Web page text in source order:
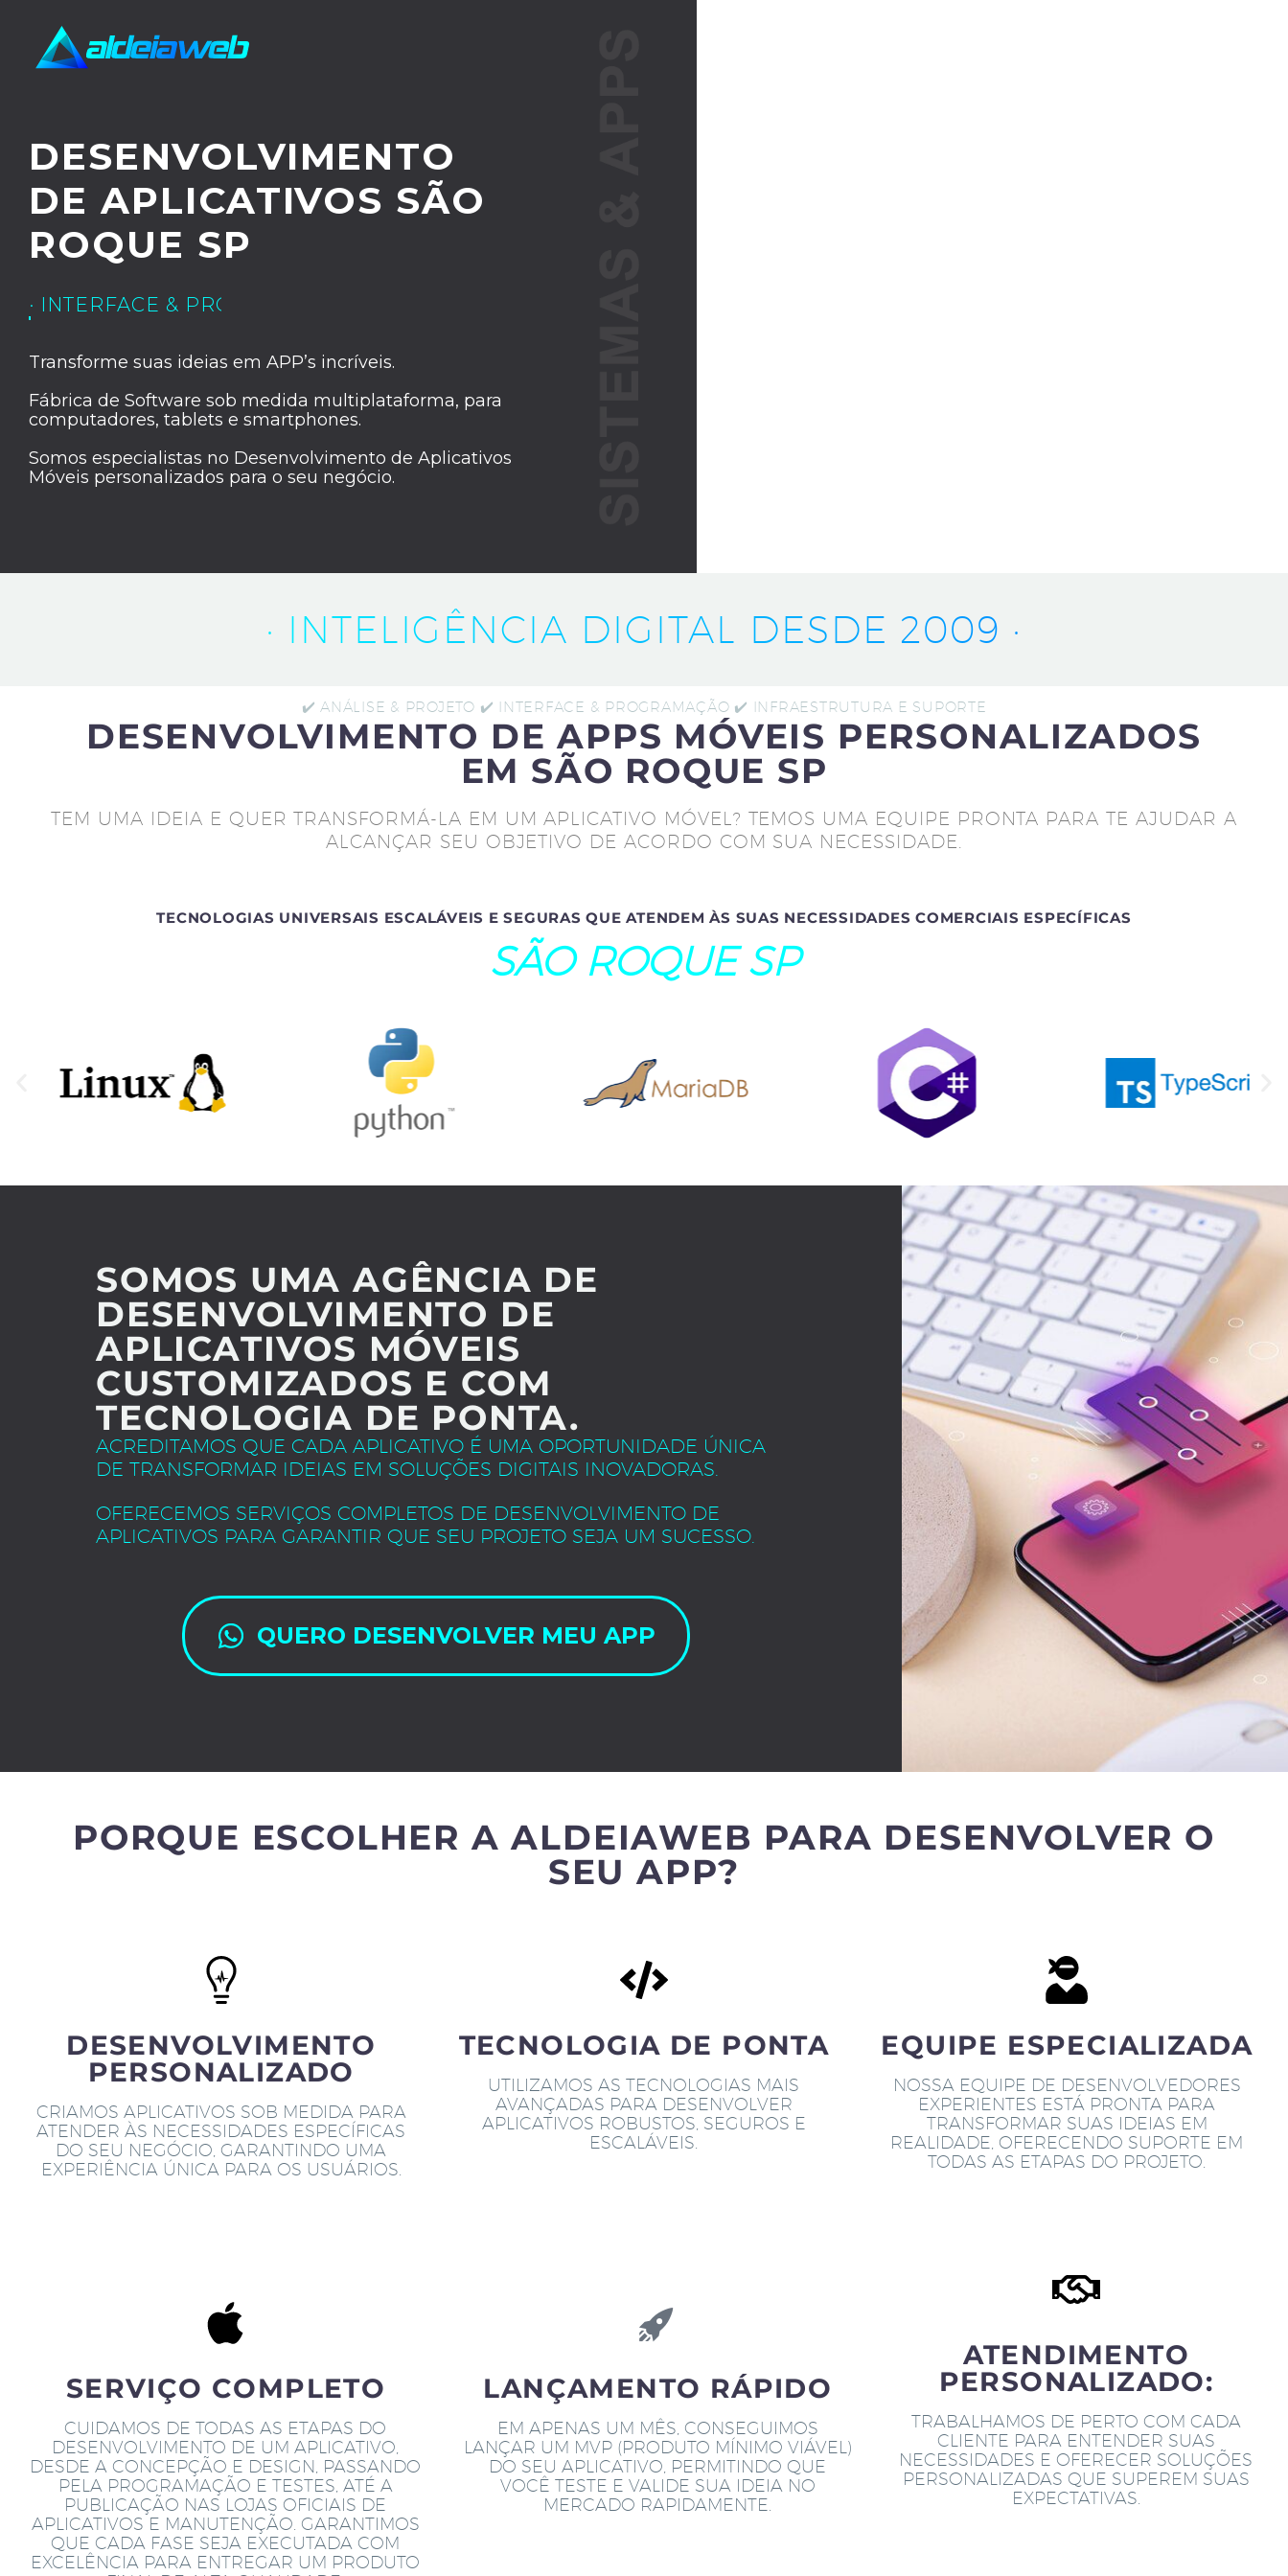
DESENVOLVIMENTO
DE APLICATIVOS SÃO
ROQUE SP
· UX/UI DESIGN
Transforme suas ideias em APP’s incríveis.
Fábrica de Software sob medida multiplataforma, para
computadores, tablets e smartphones.
Somos especialistas no Desenvolvimento de Aplicativos
Móveis personalizados para o seu negócio.
· INTELIGÊNCIA DIGITAL DESDE 2009 ·
✔️ ANÁLISE & PROJETO ✔️ INTERFACE & PROGRAMAÇÃO ✔️ INFRAESTRUTURA E SUPORTE
DESENVOLVIMENTO DE APPS MÓVEIS PERSONALIZADOS
EM SÃO ROQUE SP
TEM UMA IDEIA E QUER TRANSFORMÁ-LA EM UM APLICATIVO MÓVEL? TEMOS UMA EQUIPE PRONTA PARA TE AJUDAR A
ALCANÇAR SEU OBJETIVO DE ACORDO COM SUA NECESSIDADE.
TECNOLOGIAS UNIVERSAIS ESCALÁVEIS E SEGURAS QUE ATENDEM ÀS SUAS NECESSIDADES COMERCIAIS ESPECÍFICAS
SÃO ROQUE SP
SOMOS UMA AGÊNCIA DE
DESENVOLVIMENTO DE
APLICATIVOS MÓVEIS
CUSTOMIZADOS E COM
TECNOLOGIA DE PONTA.
ACREDITAMOS QUE CADA APLICATIVO É UMA OPORTUNIDADE ÚNICA
DE TRANSFORMAR IDEIAS EM SOLUÇÕES DIGITAIS INOVADORAS.
OFERECEMOS SERVIÇOS COMPLETOS DE DESENVOLVIMENTO DE
APLICATIVOS PARA GARANTIR QUE SEU PROJETO SEJA UM SUCESSO.
QUERO DESENVOLVER MEU APP
PORQUE ESCOLHER A ALDEIAWEB PARA DESENVOLVER O
SEU APP?
DESENVOLVIMENTO
PERSONALIZADO
CRIAMOS APLICATIVOS SOB MEDIDA PARA
ATENDER ÀS NECESSIDADES ESPECÍFICAS
DO SEU NEGÓCIO, GARANTINDO UMA
EXPERIÊNCIA ÚNICA PARA OS USUÁRIOS.
TECNOLOGIA DE PONTA
UTILIZAMOS AS TECNOLOGIAS MAIS
AVANÇADAS PARA DESENVOLVER
APLICATIVOS ROBUSTOS, SEGUROS E
ESCALÁVEIS.
EQUIPE ESPECIALIZADA
NOSSA EQUIPE DE DESENVOLVEDORES
EXPERIENTES ESTÁ PRONTA PARA
TRANSFORMAR SUAS IDEIAS EM
REALIDADE, OFERECENDO SUPORTE EM
TODAS AS ETAPAS DO PROJETO.
SERVIÇO COMPLETO
CUIDAMOS DE TODAS AS ETAPAS DO
DESENVOLVIMENTO DE UM APLICATIVO,
DESDE A CONCEPÇÃO E DESIGN, PASSANDO
PELA PROGRAMAÇÃO E TESTES, ATÉ A
PUBLICAÇÃO NAS LOJAS OFICIAIS DE
APLICATIVOS E MANUTENÇÃO. GARANTIMOS
QUE CADA FASE SEJA EXECUTADA COM
EXCELÊNCIA PARA ENTREGAR UM PRODUTO
LANÇAMENTO RÁPIDO
EM APENAS UM MÊS, CONSEGUIMOS
LANÇAR UM MVP (PRODUTO MÍNIMO VIÁVEL)
DO SEU APLICATIVO, PERMITINDO QUE
VOCÊ TESTE E VALIDE SUA IDEIA NO
MERCADO RAPIDAMENTE.
ATENDIMENTO
PERSONALIZADO:
TRABALHAMOS DE PERTO COM CADA
CLIENTE PARA ENTENDER SUAS
NECESSIDADES E OFERECER SOLUÇÕES
PERSONALIZADAS QUE SUPEREM SUAS
EXPECTATIVAS.